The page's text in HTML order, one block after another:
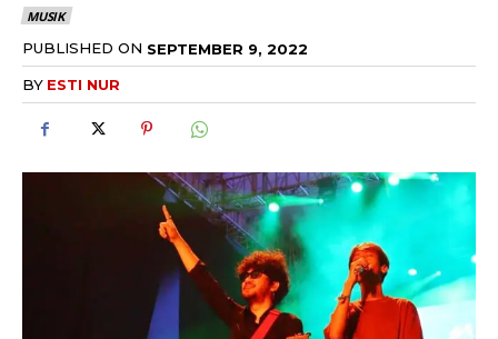
MUSIK
PUBLISHED ON SEPTEMBER 9, 2022
BY ESTI NUR